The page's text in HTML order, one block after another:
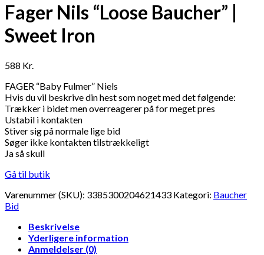
Fager Nils “Loose Baucher” |
Sweet Iron
588 Kr.
FAGER “Baby Fulmer” Niels
Hvis du vil beskrive din hest som noget med det følgende:
Trækker i bidet men overreagerer på for meget pres
Ustabil i kontakten
Stiver sig på normale lige bid
Søger ikke kontakten tilstrækkeligt
Ja så skull
Gå til butik
Varenummer (SKU): 3385300204621433 Kategori: Baucher
Bid
Beskrivelse
Yderligere information
Anmeldelser (0)